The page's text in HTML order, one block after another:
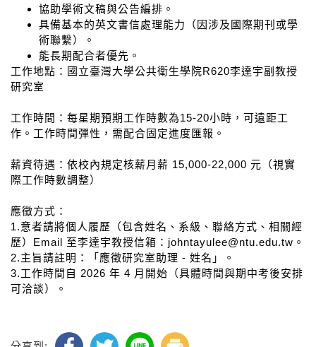
協助學術文稿與公告編排。
具備基本的英文書信處理能力（因涉及國際期刊或學
術聯繫）。
能長期配合者優先。
工作地點：國立臺灣大學公共衛生學院R620李達宇副教授
研究室
工作時間：每星期預期工作時數為15-20小時，可遠距工
作。工作時間彈性，需配合固定進度匯報。
薪資待遇：依校內規定核薪月薪 15,000-22,000 元（視實
際工作時數調整）
應徵方式：
1.意者請將個人履歷（包含姓名、系級、聯絡方式、相關經
歷）Email 至李達宇教授信箱：johntayulee@ntu.edu.tw。
2.主旨請註明：「應徵研究室助理 - 姓名」。
3.工作時間自 2026 年 4 月開始（具體時間與期中考後安排
可洽談）。